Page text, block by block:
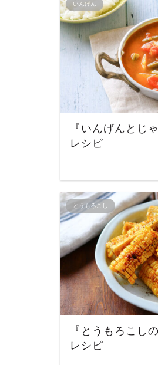
いんげん
『いんげんとじ
レシピ
とうもろこし
『とうもろこし
レシピ